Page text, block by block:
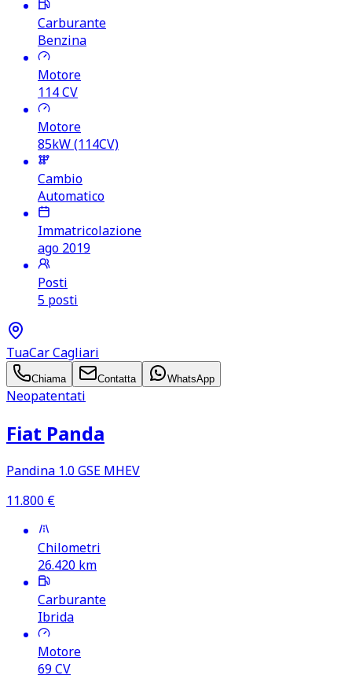
Carburante
Benzina
Motore
114CV
Motore
85kW (114CV)
Cambio
Automatico
Immatricolazione
ago 2019
Posti
5 posti
TuaCar Cagliari
Chiama Contatta WhatsApp
Neopatentati
Fiat Panda
Pandina 1.0 GSE MHEV
11.800 €
Chilometri
26.420 km
Carburante
Ibrida
Motore
69CV